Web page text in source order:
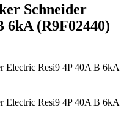
Schneider
6kA (R9F02440)